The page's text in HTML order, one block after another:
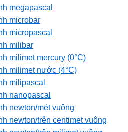
megapascal
microbar
micropascal
milibar
milimet mercury (0°C)
milimet nước (4°C)
milipascal
nanopascal
newton/mét vuông
newton/trên centimet vuông